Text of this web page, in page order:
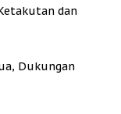
dan
Dukungan